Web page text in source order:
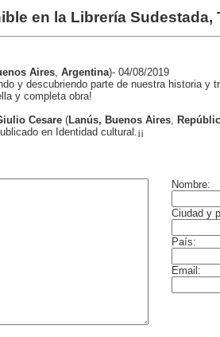
en la Librería Sudestada,
Aires, Argentina)- 04/08/2019
y descubriendo parte de nuestra historia y
y completa obra!
Cesare (Lanús, Buenos Aires,
en Identidad cultural.¡¡